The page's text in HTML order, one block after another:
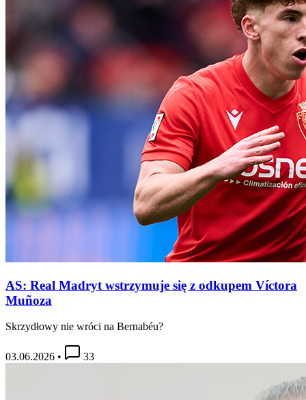
AS: Real Madryt wstrzymuje się z odkupem Víctora
Muñoza
Skrzydłowy nie wróci na Bernabéu?
03.06.2026 • 33